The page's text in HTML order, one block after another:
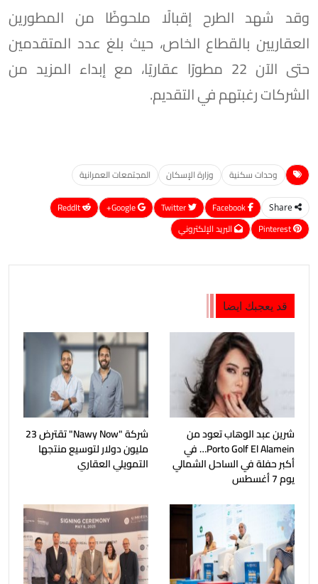
وقد شهد الطرح إقبالًا ملحوظًا من المطورين
العقاريين بالقطاع الخاص، حيث بلغ عدد المتقدمين
حتى الآن 22 مطورًا عقاريًا، مع إبداء المزيد من
الشركات رغبتهم في التقديم.
وحدات سكنية وزارة الإسكان المجتمعات العمرانية
Share
Google+
ReddIt
Pinterest
البريد الإلكتروني
قد يعجبك ايضا
شرين عبد الوهاب تعود من
Porto Golf El Alamein… في
أكبر حفلة في الساحل الشمالي
يوم 7 أغسطس
شركة "Nawy Now" تقترض 23
مليون دولار لتوسيع منتجها
التمويلي العقاري